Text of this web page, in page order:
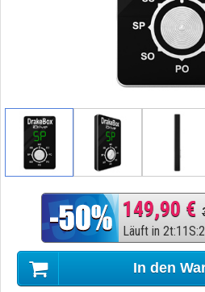
149,90 €
Läuft in 2t:11S:
In den